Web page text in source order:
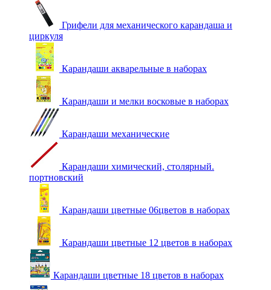
Грифели для механического карандаша и
циркуля
Карандаши акварельные в наборах
Карандаши и мелки восковые в наборах
Карандаши механические
Карандаши химический, столярный.
портновский
Карандаши цветные 06цветов в наборах
Карандаши цветные 12 цветов в наборах
Карандаши цветные 18 цветов в наборах